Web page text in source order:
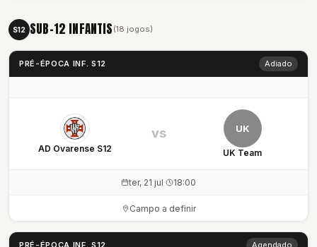
S12 SUB-12 INFANTIS (18 jogos)
PRÉ-ÉPOCA INF. S12 Adiado
AD Ovarense S12
UK
UK Team
vs
ter, 21 jul· 18:00
Campo a definir
PRÉ-ÉPOCA INF. S12 Agendado